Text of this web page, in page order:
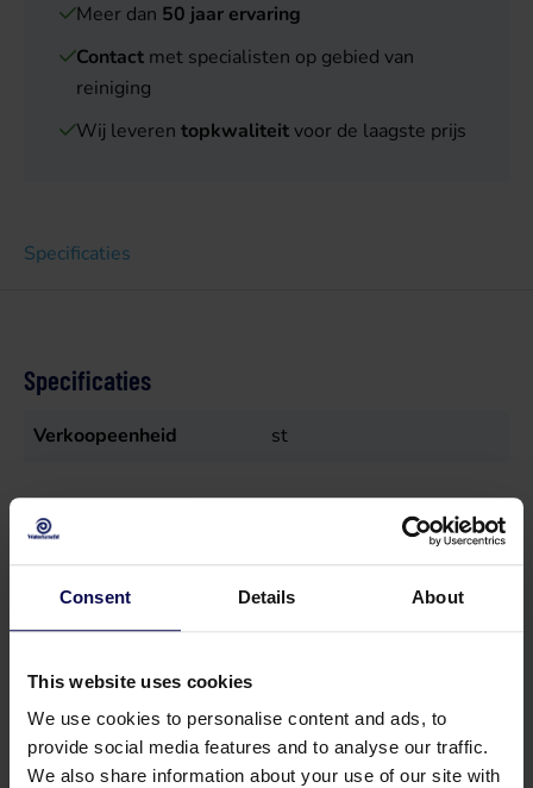
Consent Details About
This website uses cookies
We use cookies to personalise content and ads, to
provide social media features and to analyse our traffic.
We also share information about your use of our site with
Meer dan 50 jaar ervaring
Contact met specialisten op gebied van
reiniging
Wij leveren topkwaliteit voor de laagste prijs
Specificaties
Specificaties
Verkoopeenheid st